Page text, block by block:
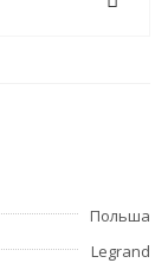
Польша
Legrand